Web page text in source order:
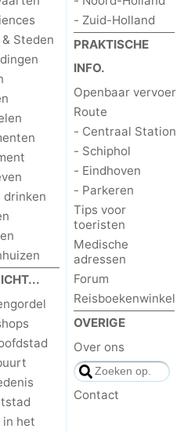
Steden
drinken
in het
- Zuid-Holland
PRAKTISCHE
INFO.
Openbaar vervoer
Route
- Centraal Station
- Schiphol
- Eindhoven
- Parkeren
Tips voor
toeristen
Medische
adressen
Forum
Reisboekenwinkel
OVERIGE
Over ons
Contact